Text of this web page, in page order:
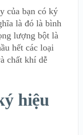
của bạn có ký
là đó là bình
lượng bột là
hết các loại
chất khí dễ
hiệu